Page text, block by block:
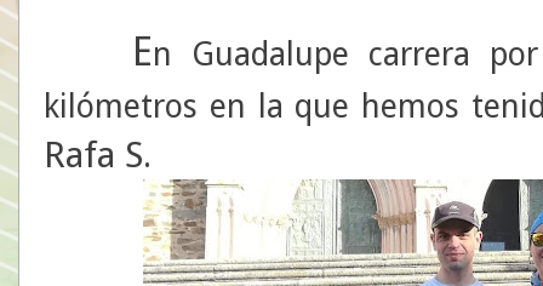
En Guadalupe carrera
kilómetros en la que hemos
Rafa S.